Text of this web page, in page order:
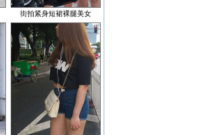
街拍紧身短裙裸腿美女